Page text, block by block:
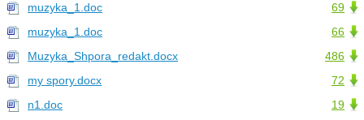
69
muzyka_1.doc
66
muzyka_1.doc
486
Muzyka_Shpora_redakt.docx
72
my spory.docx
19
n1.doc